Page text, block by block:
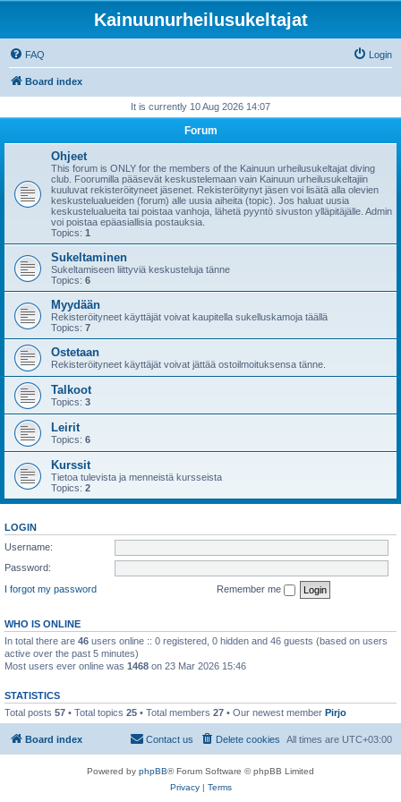
Kainuunurheilusukeltajat
FAQ Login
Board index
It is currently 10 Aug 2026 14:07
Forum
Ohjeet
This forum is ONLY for the members of the Kainuun urheilusukeltajat diving
club. Foorumilla pääsevät keskustelemaan vain Kainuun urheilusukeltajiin
kuuluvat rekisteröityneet jäsenet. Rekisteröitynyt jäsen voi lisätä alla olevien
keskustelualueiden (forum) alle uusia aiheita (topic). Jos haluat uusia
keskustelualueita tai poistaa vanhoja, lähetä pyyntö sivuston ylläpitäjälle. Admin
voi poistaa epäasiallisia postauksia.
Topics: 1
Sukeltaminen
Sukeltamiseen liittyviä keskusteluja tänne
Topics: 6
Myydään
Rekisteröityneet käyttäjät voivat kaupitella sukelluskamoja täällä
Topics: 7
Ostetaan
Rekisteröityneet käyttäjät voivat jättää ostoilmoituksensa tänne.
Talkoot
Topics: 3
Leirit
Topics: 6
Kurssit
Tietoa tulevista ja menneistä kursseista
Topics: 2
LOGIN
Username:
Password:
I forgot my password
Remember me
WHO IS ONLINE
In total there are 46 users online :: 0 registered, 0 hidden and 46 guests (based on users
active over the past 5 minutes)
Most users ever online was 1468 on 23 Mar 2026 15:46
STATISTICS
Total posts 57 • Total topics 25 • Total members 27 • Our newest member Pirjo
Board index All times are UTC+03:00
Delete cookies
Contact us
Powered by phpBB® Forum Software © phpBB Limited
Privacy| Terms